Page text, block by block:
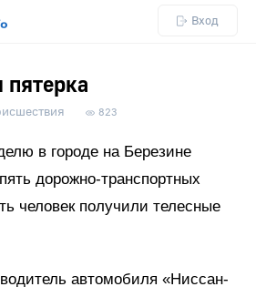
Вход
пятерка
823
в городе на Березине
дорожно-транспортных
человек получили телесные
автомобиля «Ниссан-